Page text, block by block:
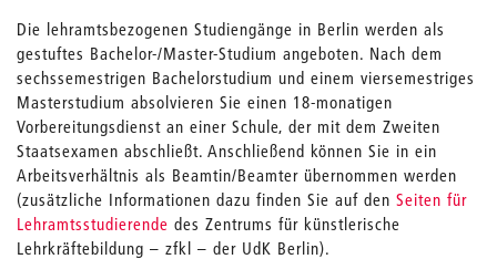
Die lehramtsbezogenen Studiengänge in Berlin werden als
gestuftes Bachelor-/Master-Studium angeboten. Nach dem
sechssemestrigen Bachelorstudium und einem viersemestriges
Masterstudium absolvieren Sie einen 18-monatigen
Vorbereitungsdienst an einer Schule, der mit dem Zweiten
Staatsexamen abschließt. Anschließend können Sie in ein
Arbeitsverhältnis als Beamtin/Beamter übernommen werden
(zusätzliche Informationen dazu finden Sie auf den Seiten für
Lehramtsstudierende des Zentrums für künstlerische
Lehrkräftebildung – zfkl – der UdK Berlin).